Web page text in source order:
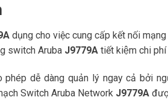
dụng cho việc cung cấp kết nối
switch Aruba J9779A tiết kiệm chi
phép dễ dàng quản lý ngay cả bởi
Switch Aruba Network J9779A